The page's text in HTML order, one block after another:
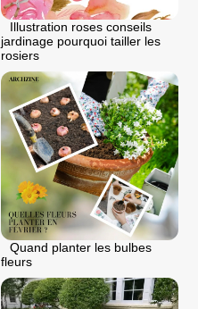
Illustration roses conseils
jardinage pourquoi tailler les
rosiers
Quand planter les bulbes
fleurs